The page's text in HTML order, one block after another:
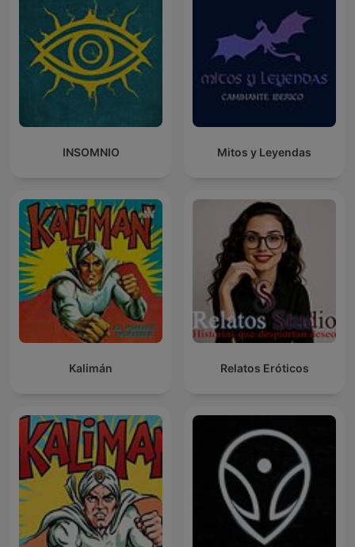
INSOMNIO Mitos y Leyendas
Kalimán Relatos Eróticos